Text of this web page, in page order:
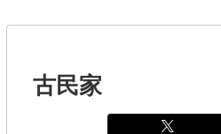
古民家